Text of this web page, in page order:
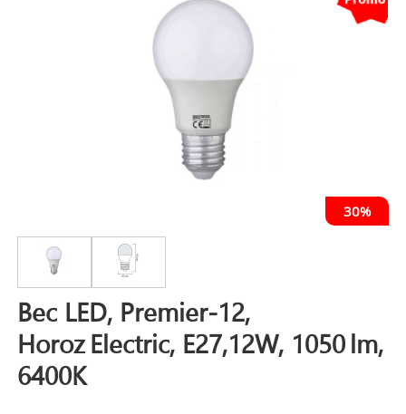
30%
Bec LED, Premier‑12,
Horoz Electric, E27,12W, 1050 lm,
6400K